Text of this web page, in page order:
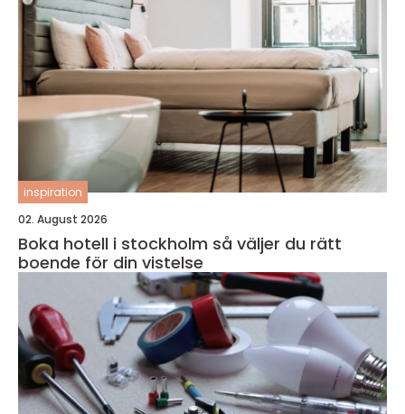
inspiration
02. August 2026
Boka hotell i stockholm så väljer du rätt
boende för din vistelse